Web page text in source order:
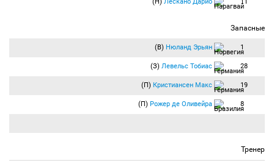
Запасные
(В) Нюланд Эрьян 1
(З) Левельс Тобиас 28
(П) Кристиансен Макс 19
(П) Рожер де Оливейра 8
Тренер